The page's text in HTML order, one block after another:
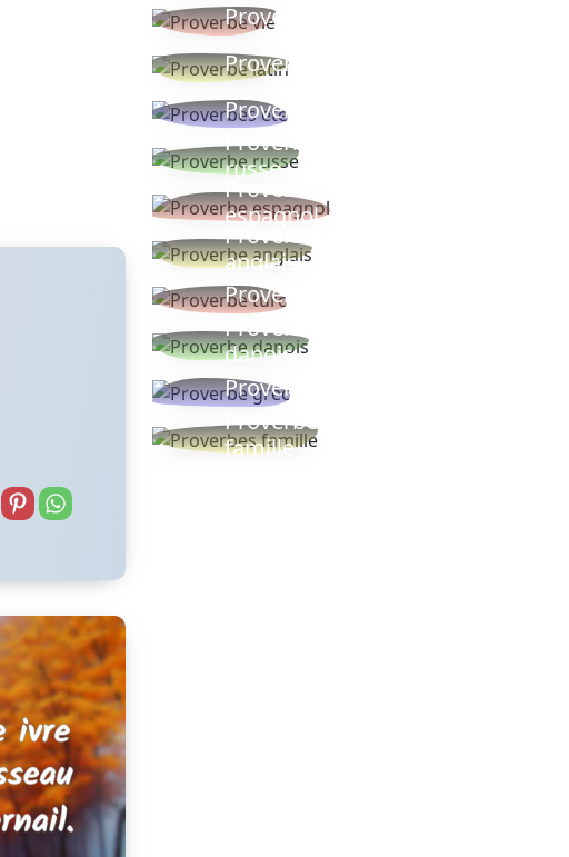
Proverbe vie
Proverbe latin
Proverbes ete
Proverbe
russe
Proverbe
espagnol
Proverbe
anglais
Proverbe turc
Proverbe
danois
Proverbe grec
Proverbes
famille